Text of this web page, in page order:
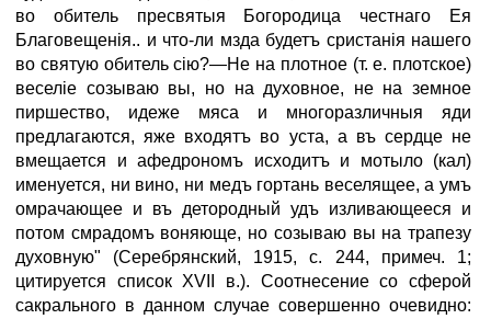
во обитель пресвятыя Богородица честнаго Ея
Благовещенія.. и что-ли мзда будетъ сристанія нашего
во святую обитель сію?—Не на плотное (т. е. плотское)
веселіе созываю вы, но на духовное, не на земное
пиршество, идеже мяса и многоразличныя яди
предлагаются, яже входятъ во уста, а въ сердце не
вмещается и афедрономъ исходитъ и мотыло (кал)
именуется, ни вино, ни медъ гортань веселящее, а умъ
омрачающее и въ детородный удъ изливающееся и
потом смрадомъ воняюще, но созываю вы на трапезу
духовную" (Серебрянский, 1915, с. 244, примеч. 1;
цитируется список XVII в.). Соотнесение со сферой
сакрального в данном случае совершенно очевидно: